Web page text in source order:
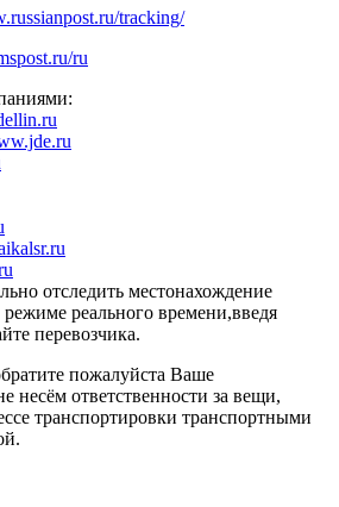
tracking/
ru
отследить местонахождение
режиме реального времени,введя
перевозчика.
пожалуйста Ваше
ответственности за вещи,
транспортировки транспортными